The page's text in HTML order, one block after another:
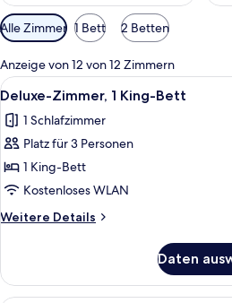
Verfügbare
Filter
für
Zimmer
Alle Zimmer 1 Bett 2 Betten
Anzeige von 12 von 12 Zimmern
Alle
Fotos
für
Deluxe-
Zimmer,
1 King-
Bett
anzeigen
Ein
5
Deluxe-Zimmer, 1 King-Bett
1 Schlafzimmer
Platz für 3 Personen
1 King-Bett
Kostenloses WLAN
Weitere Details
Weitere
Zimmer,
1 King-
Daten